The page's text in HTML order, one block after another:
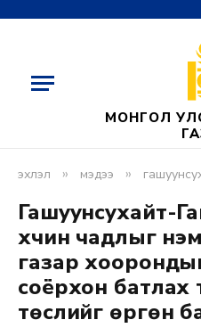
МОНГОЛ
эхлэл » мэдээ » гашуунсухайт-ганцмод боомтын
Гашуунсухайт-
хүчин чадлыг
газар
соёрхон батлах
төслийг өргөн